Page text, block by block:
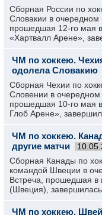
Сборная России по
Словакии в очередном
прошедшая 12-го мая
«Хартвалл Арене»,
ЧМ по хоккею.
одолела Словакию
Сборная Чехии по
Словении в очередном
прошедшая 10-го мая
Глоб Арене»,
ЧМ по хоккею.
другие матчи
Сборная Канады по
командой Швеции в
Встреча, прошедшая в
(Швеция), завершилась
ЧМ по хоккею.